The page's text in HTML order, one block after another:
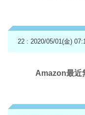
22 : 2020/05/01(金)
Amazon最近